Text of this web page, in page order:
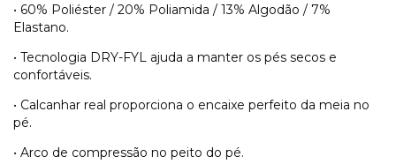
• 60% Poliéster / 20% Poliamida / 13% Algodão / 7%
Elastano.
• Tecnologia DRY-FYL ajuda a manter os pés secos e
confortáveis.
• Calcanhar real proporciona o encaixe perfeito da meia no
pé.
• Arco de compressão no peito do pé.